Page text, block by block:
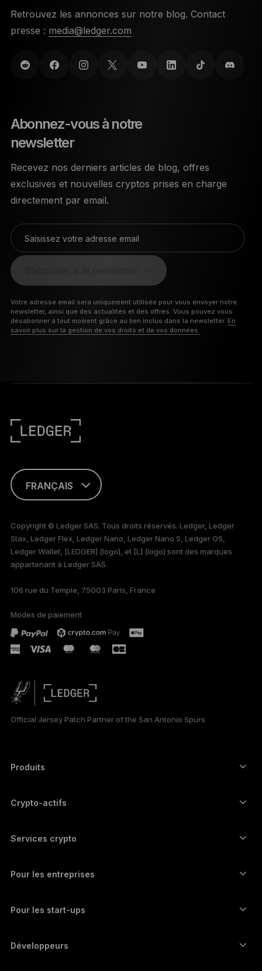
Retrouvez les annonces sur notre blog. Contact
presse : media@ledger.com
Abonnez-vous à notre
newsletter
Recevez nos derniers articles de blog, offres
exclusives et nouvelles cryptos prises en charge
directement par email.
Saisissez votre adresse email
Votre adresse email sera uniquement utilisée pour vous envoyer notre
newsletter, ainsi que des actualités et des offres. Vous pouvez vous
désabonner à tout moment grâce au lien inclus dans la newsletter. En
savoir plus sur la gestion de vos droits et de vos données.
FRANÇAIS
TÜRKÇE
DEUTSCH
PORTUGUÊS
ESPAÑOL
РУССКИЙ
日本語
Copyright © Ledger SAS. Tous droits réservés. Ledger, Ledger
Stax, Ledger Flex, Ledger Nano, Ledger Nano S, Ledger OS,
Ledger Wallet, [LEDGER] (logo), et [L] (logo) sont des marques
appartenant à Ledger SAS.
106 rue du Temple, 75003 Paris, France
Modes de paiement
Official Jersey Patch Partner of the San Antonio Spurs
Produits
Hardware Wallet
Ledger Stax
Ledger Nano Classics
Bundles
Tous les produits
Crypto-actifs
Wallet Ethereum
Wallet Cardano
Wallet Monero
Découvrir tous les actifs
Services crypto
Achetez des cryptos
Échangez des cryptos
Pour les entreprises
Pour les start-ups
Développeurs